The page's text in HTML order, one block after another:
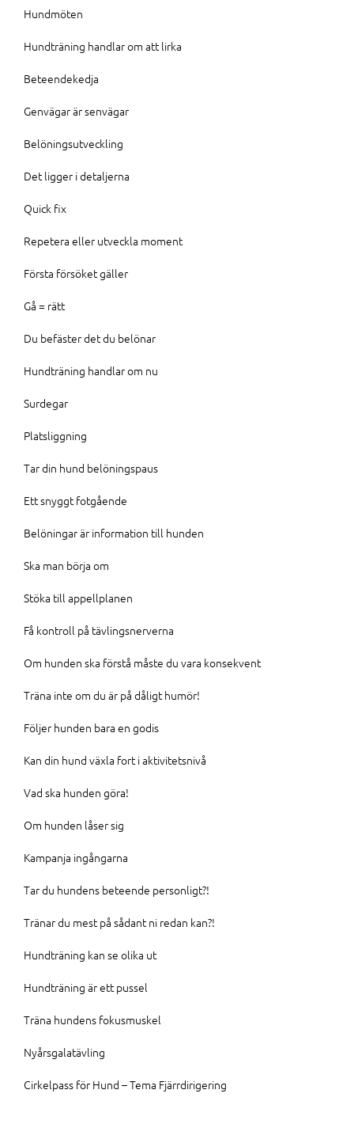
Hundmöten
Hundträning handlar om att lirka
Beteendekedja
Genvägar är senvägar
Belöningsutveckling
Det ligger i detaljerna
Quick fix
Repetera eller utveckla moment
Första försöket gäller
Gå = rätt
Du befäster det du belönar
Hundträning handlar om nu
Surdegar
Platsliggning
Tar din hund belöningspaus
Ett snyggt fotgående
Belöningar är information till hunden
Ska man börja om
Stöka till appellplanen
Få kontroll på tävlingsnerverna
Om hunden ska förstå måste du vara konsekvent
Träna inte om du är på dåligt humör!
Följer hunden bara en godis
Kan din hund växla fort i aktivitetsnivå
Vad ska hunden göra!
Om hunden låser sig
Kampanja ingångarna
Tar du hundens beteende personligt?!
Tränar du mest på sådant ni redan kan?!
Hundträning kan se olika ut
Hundträning är ett pussel
Träna hundens fokusmuskel
Nyårsgalatävling
Cirkelpass för Hund – Tema Fjärrdirigering